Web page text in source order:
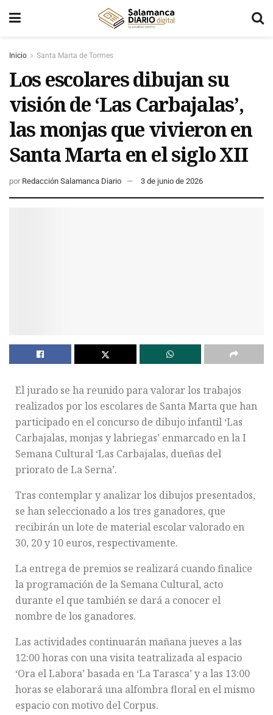
Inicio Santa Marta de Tormes
Los escolares dibujan su
visión de ‘Las Carbajalas’,
las monjas que vivieron en
Santa Marta en el siglo XII
por Redacción Salamanca Diario 3 de junio de 2026
El jurado se ha reunido para valorar los trabajos
realizados por los escolares de Santa Marta que han
participado en el concurso de dibujo infantil ‘Las
Carbajalas, monjas y labriegas’ enmarcado en la I
Semana Cultural ‘Las Carbajalas, dueñas del
priorato de La Serna’.
Tras contemplar y analizar los dibujos presentados,
se han seleccionado a los tres ganadores, que
recibirán un lote de material escolar valorado en
30, 20 y 10 euros, respectivamente.
La entrega de premios se realizará cuando finalice
la programación de la Semana Cultural, acto
durante el que también se dará a conocer el
nombre de los ganadores.
Las actividades continuarán mañana jueves a las
12:00 horas con una visita teatralizada al espacio
‘Ora el Labora’ basada en ‘La Tarasca’ y a las 13:00
horas se elaborará una alfombra floral en el mismo
espacio con motivo del Corpus.